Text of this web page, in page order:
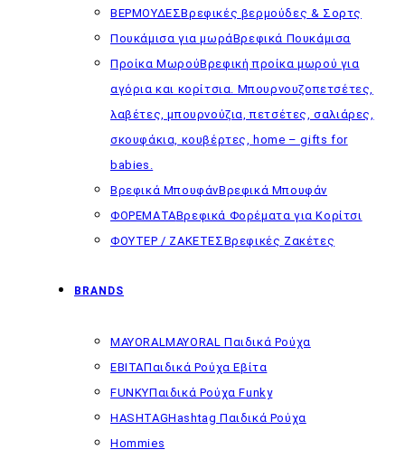
ΒΕΡΜΟΥΔΕΣΒρεφικές βερμούδες & Σορτς
Πουκάμισα για μωράΒρεφικά Πουκάμισα
Προίκα ΜωρούΒρεφική προίκα μωρού για
αγόρια και κορίτσια. Μπουρνουζοπετσέτες,
λαβέτες, μπουρνούζια, πετσέτες, σαλιάρες,
σκουφάκια, κουβέρτες, home – gifts for
babies.
Βρεφικά ΜπουφάνΒρεφικά Μπουφάν
ΦΟΡΕΜΑΤΑΒρεφικά Φορέματα για Κορίτσι
ΦΟΥΤΕΡ / ΖΑΚΕΤΕΣΒρεφικές Ζακέτες
BRANDS
MAYORALMAYORAL Παιδικά Ρούχα
EBITAΠαιδικά Ρούχα Εβίτα
FUNKYΠαιδικά Ρούχα Funky
HASHTAGHashtag Παιδικά Ρούχα
Hommies